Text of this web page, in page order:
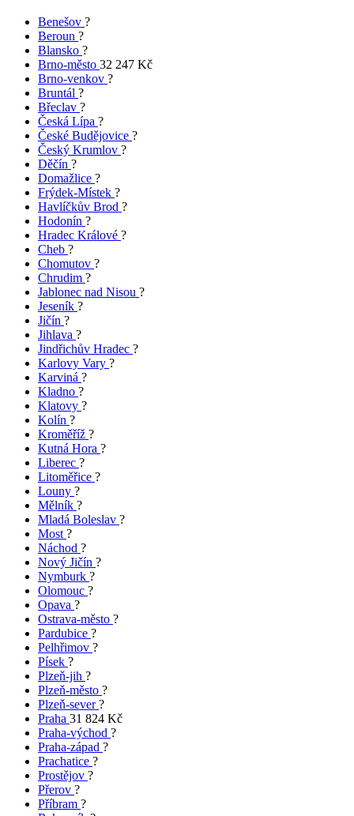
Benešov ?
Beroun ?
Blansko ?
Brno-město 32 247 Kč
Brno-venkov ?
Bruntál ?
Břeclav ?
Česká Lípa ?
České Budějovice ?
Český Krumlov ?
Děčín ?
Domažlice ?
Frýdek-Místek ?
Havlíčkův Brod ?
Hodonín ?
Hradec Králové ?
Cheb ?
Chomutov ?
Chrudim ?
Jablonec nad Nisou ?
Jeseník ?
Jičín ?
Jihlava ?
Jindřichův Hradec ?
Karlovy Vary ?
Karviná ?
Kladno ?
Klatovy ?
Kolín ?
Kroměříž ?
Kutná Hora ?
Liberec ?
Litoměřice ?
Louny ?
Mělník ?
Mladá Boleslav ?
Most?
Náchod ?
Nový Jičín ?
Nymburk ?
Olomouc ?
Opava ?
Ostrava-město ?
Pardubice ?
Pelhřimov ?
Písek ?
Plzeň-jih ?
Plzeň-město ?
Plzeň-sever?
Praha 31 824 Kč
Praha-východ ?
Praha-západ ?
Prachatice ?
Prostějov ?
Přerov ?
Příbram ?